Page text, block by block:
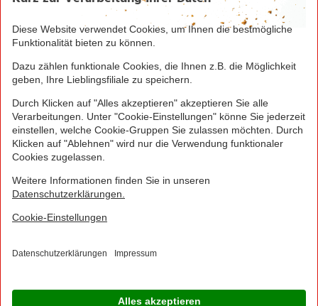
Seite drucken
Nach oben
Greifen Sie schnell zu! Alle angegebenen Preise in
Irrtümer durch Schreib-, Programmier- und
Datenübertragungsfehler sind vorbehalten.
© 2016 - 2026 NORMA Lebensmittelfilialbetrieb
Stiftung & Co. KG
Sitemap Kontakt
Barrierefreiheitserklärung Compliance
Jetzt Ihre NORMA Filiale auswählen und noch
mehr Angebote entdecken!